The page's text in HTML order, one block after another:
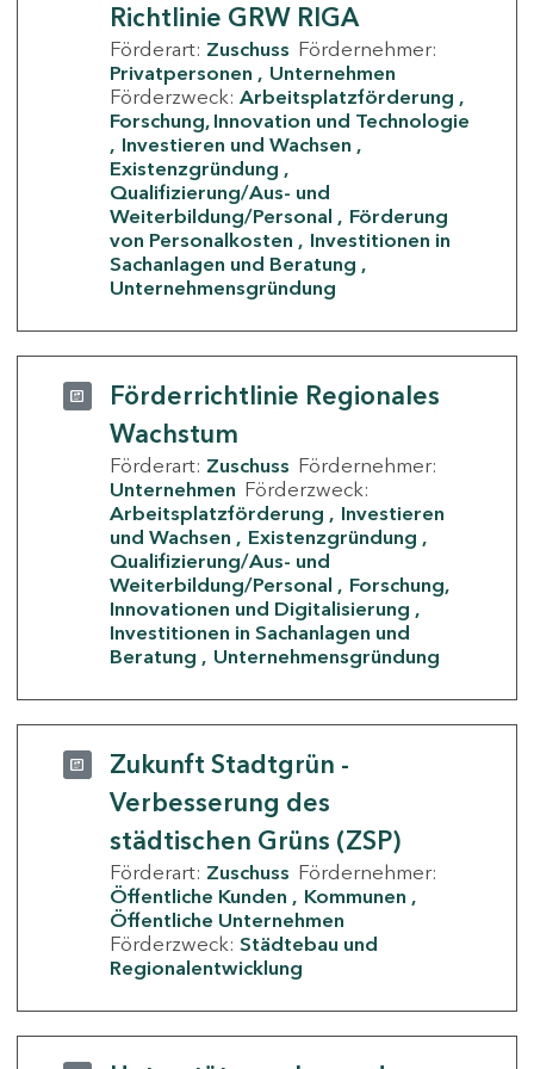
Richtlinie GRW RIGA
Förderart: Zuschuss Fördernehmer:
Privatpersonen
Unternehmen
Förderzweck: Arbeitsplatzförderung
Forschung, Innovation und Technologie
Investieren und Wachsen
Existenzgründung
Qualifizierung/Aus- und
Weiterbildung/Personal
Förderung
von Personalkosten
Investitionen in
Sachanlagen und Beratung
Unternehmensgründung
Förderrichtlinie Regionales
Wachstum
Förderart: Zuschuss Fördernehmer:
Unternehmen Förderzweck:
Arbeitsplatzförderung
Investieren
und Wachsen
Existenzgründung
Qualifizierung/Aus- und
Weiterbildung/Personal
Forschung,
Innovationen und Digitalisierung
Investitionen in Sachanlagen und
Beratung
Unternehmensgründung
Zukunft Stadtgrün -
Verbesserung des
städtischen Grüns (ZSP)
Förderart: Zuschuss Fördernehmer:
Öffentliche Kunden
Kommunen
Öffentliche Unternehmen
Förderzweck: Städtebau und
Regionalentwicklung